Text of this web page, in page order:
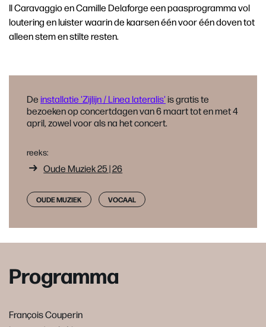
Il Caravaggio en Camille Delaforge een paasprogramma vol
loutering en luister waarin de kaarsen één voor één doven tot
alleen stem en stilte resten.
Deinstallatie 'Zijlijn / Linea lateralis'is gratis te
bezoeken op concertdagen van 6 maart tot en met 4
april, zowel voor als na het concert.
reeks:
Oude Muziek 25 | 26
OUDE MUZIEK VOCAAL
Programma
François Couperin